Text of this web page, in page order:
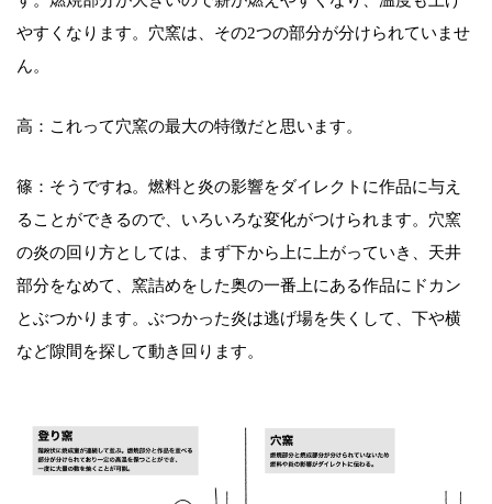
やすくなります。穴窯は、その2つの部分が分けられていませ
ん。
高：これって穴窯の最大の特徴だと思います。
篠：そうですね。燃料と炎の影響をダイレクトに作品に与え
ることができるので、いろいろな変化がつけられます。穴窯
の炎の回り方としては、まず下から上に上がっていき、天井
部分をなめて、窯詰めをした奥の一番上にある作品にドカン
とぶつかります。ぶつかった炎は逃げ場を失くして、下や横
など隙間を探して動き回ります。